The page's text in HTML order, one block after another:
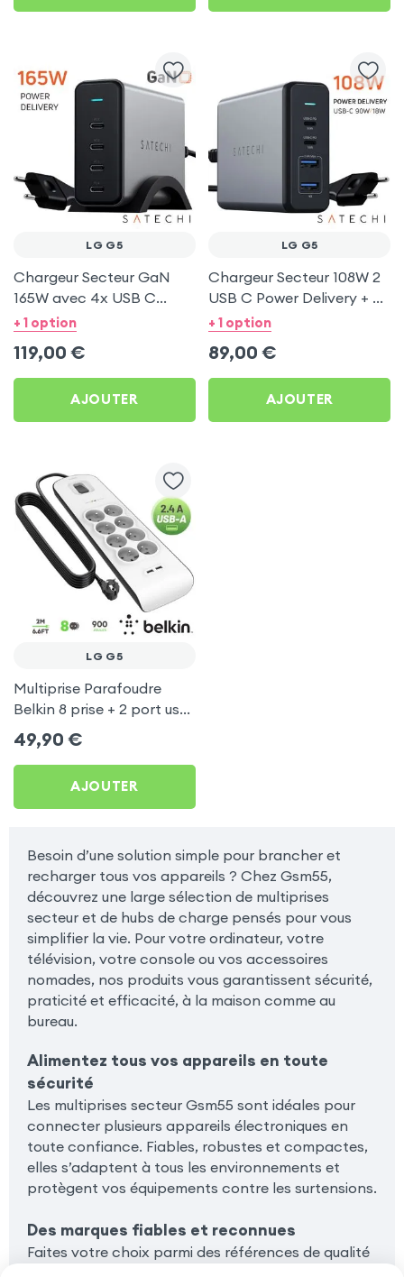
LG G5
Chargeur Secteur GaN
165W avec 4x USB C
Power Delivery, Câble
+ 1 option
119,00 €
AJOUTER
LG G5
Chargeur Secteur 108W 2
USB C Power Delivery + 2
USB, Câble Secteur,
+ 1 option
89,00 €
AJOUTER
LG G5
Multiprise Parafoudre
Belkin 8 prise + 2 port usb
2.4A, cable de 2 metre,
Bouton d'alimentation
49,90 €
AJOUTER
Besoin d’une solution simple pour brancher et
recharger tous vos appareils ? Chez Gsm55,
découvrez une large sélection de multiprises
secteur et de hubs de charge pensés pour vous
simplifier la vie. Pour votre ordinateur, votre
télévision, votre console ou vos accessoires
nomades, nos produits vous garantissent sécurité,
praticité et efficacité, à la maison comme au
bureau.
Alimentez tous vos appareils en toute
sécurité
Les multiprises secteur Gsm55 sont idéales pour
connecter plusieurs appareils électroniques en
toute confiance. Fiables, robustes et compactes,
elles s’adaptent à tous les environnements et
protègent vos équipements contre les surtensions.
Des marques fiables et reconnues
Faites votre choix parmi des références de qualité